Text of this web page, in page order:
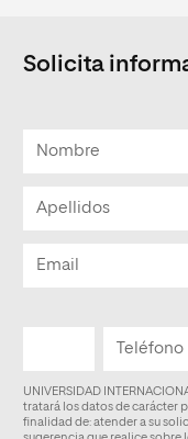
Solicita